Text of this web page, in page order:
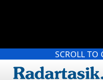
SCROLL TO